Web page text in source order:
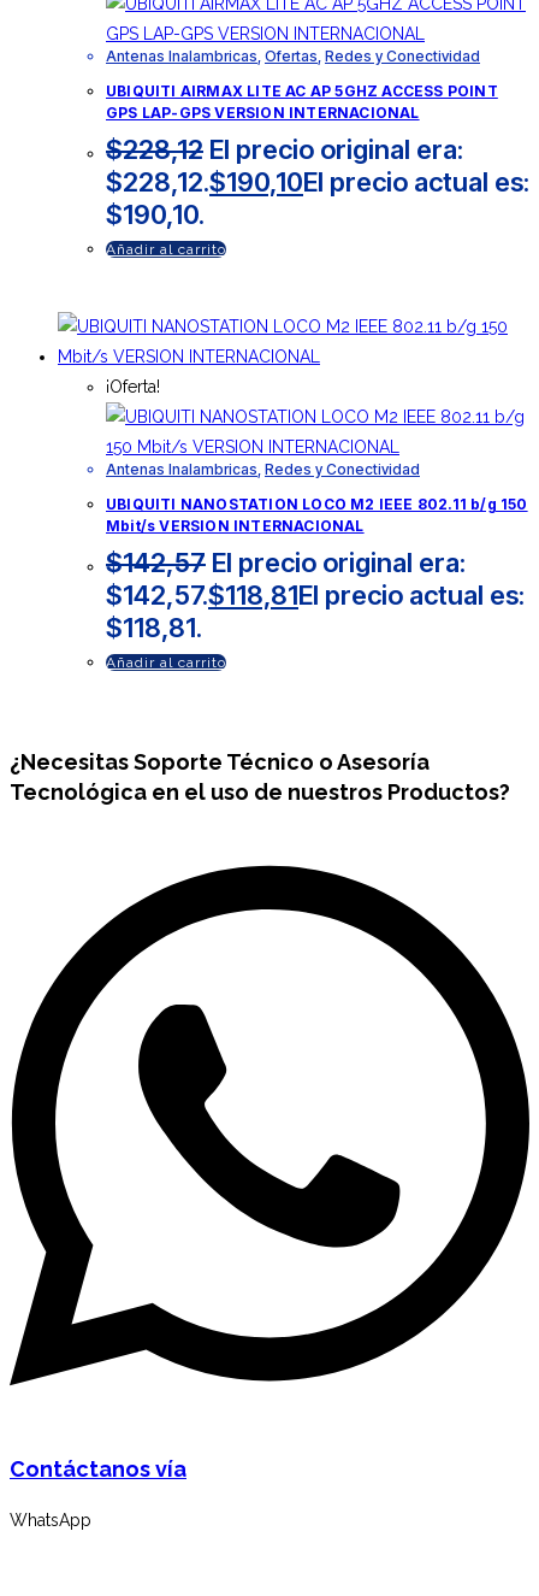
Antenas Inalambricas Ofertas Redes y Conectividad
UBIQUITI AIRMAX LITE AC AP 5GHZ ACCESS POINT
GPS LAP-GPS VERSION INTERNACIONAL
$228,12 El precio original era:
$228,12.$190,10El precio actual es:
$190,10.
Añadir al carrito
¡Oferta!
Antenas Inalambricas Redes y Conectividad
UBIQUITI NANOSTATION LOCO M2 IEEE 802.11 b/g 150
Mbit/s VERSION INTERNACIONAL
$142,57 El precio original era:
$142,57.$118,81El precio actual es:
$118,81.
Añadir al carrito
¿NecesitasSoporte Técnico o Asesoría
Tecnológica en el uso de nuestros Productos?
Contáctanos vía
WhatsApp